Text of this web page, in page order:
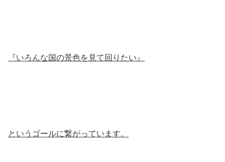
『いろんな国の景色を見て回りたい』
というゴールに繋がっています。